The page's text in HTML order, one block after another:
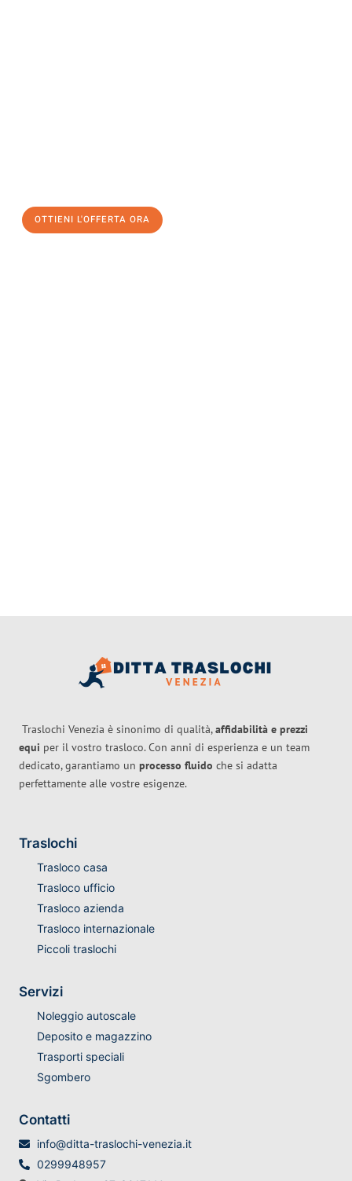
OTTIENI L'OFFERTA ORA
Traslochi Venezia è sinonimo di qualità,affidabilità e prezzi
equi per il vostro trasloco. Con anni di esperienza e un team
dedicato, garantiamo un processo fluido che si adatta
perfettamente alle vostre esigenze.
Traslochi
Trasloco casa
Trasloco ufficio
Trasloco azienda
Trasloco internazionale
Piccoli traslochi
Servizi
Noleggio autoscale
Deposito e magazzino
Trasporti speciali
Sgombero
Contatti
info@ditta-traslochi-venezia.it
0299948957